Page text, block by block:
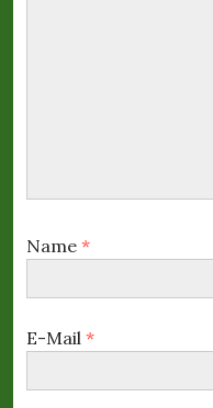
t
i
o
n
Name *
E-Mail *